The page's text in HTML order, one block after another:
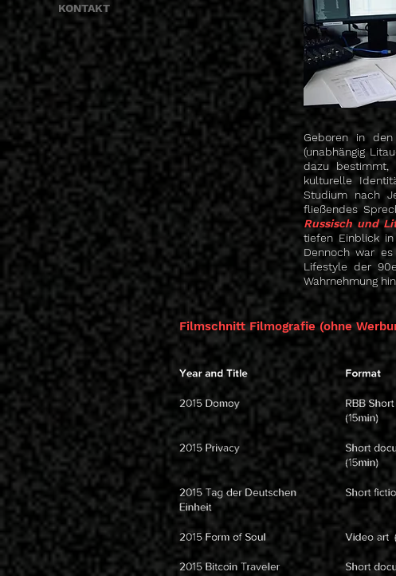
Geboren in
(unabhängig
dazu bestimmt,
kulturelle
Studium nach
fließendes
Russisch und
tiefen Einblick in
Dennoch war
Lifestyle der
Wahrnehmung
Filmschnitt Filmografie (ohne
KONTAKT